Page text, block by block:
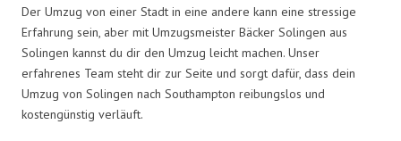
Der Umzug von einer Stadt in eine andere kann eine stressige
Erfahrung sein, aber mit Umzugsmeister Bäcker Solingen aus
Solingen kannst du dir den Umzug leicht machen. Unser
erfahrenes Team steht dir zur Seite und sorgt dafür, dass dein
Umzug von Solingen nach Southampton reibungslos und
kostengünstig verläuft.